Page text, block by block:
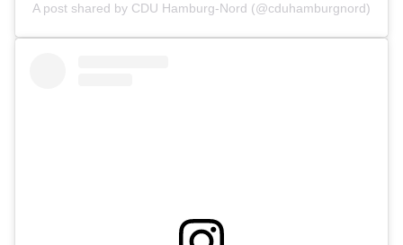
A post shared by CDU Hamburg-Nord (@cduhamburgnord)